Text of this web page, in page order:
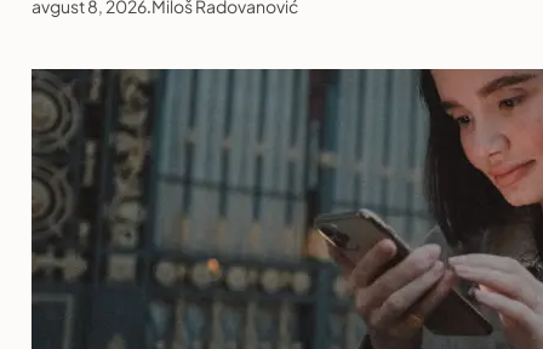
avgust 8, 2026.Miloš Radovanović